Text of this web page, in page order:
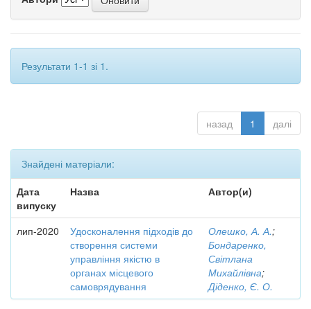
Результати 1-1 зі 1.
назад 1 далі
Знайдені матеріали:
Дата
випуску
Назва Автор(и)
лип-2020
Удосконалення підходів до
створення системи
управління якістю в
органах місцевого
самоврядування
Олешко, А. А.;
Бондаренко,
Світлана
Михайлівна;
Діденко, Є. О.